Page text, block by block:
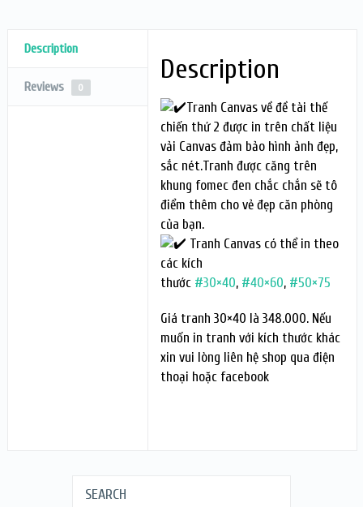
Description
Reviews 0
Description
Tranh Canvas về đề tài thế
chiến thứ 2 được in trên chất liệu
vải Canvas đảm bảo hình ảnh đẹp,
sắc nét.Tranh được căng trên
khung fomec đen chắc chắn sẽ tô
điểm thêm cho vẻ đẹp căn phòng
của bạn.
Tranh Canvas có thể in theo
các kích
thước #30×40, #40×60, #50×75
Giá tranh 30×40 là 348.000. Nếu
muốn in tranh với kích thước khác
xin vui lòng liên hệ shop qua điện
thoại hoặc facebook
SEARCH